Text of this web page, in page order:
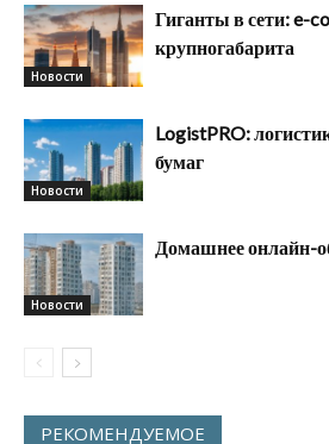
Новости
Гиганты в сети: e-
крупногабарита
Новости
LogistPRO:
бумаг
Новости
Домашнее онлайн-
РЕКОМЕНДУЕМОЕ